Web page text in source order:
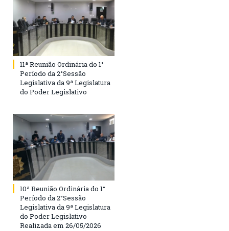
11ª Reunião Ordinária do 1°
Período da 2°Sessão
Legislativa da 9ª Legislatura
do Poder Legislativo
10ª Reunião Ordinária do 1°
Período da 2°Sessão
Legislativa da 9ª Legislatura
do Poder Legislativo
Realizada em 26/05/2026